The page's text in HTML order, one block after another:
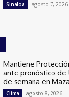
Sinaloa agosto 7, 2026
Mantiene
ante pronóstico de
de semana en
Clima agosto 8, 2026